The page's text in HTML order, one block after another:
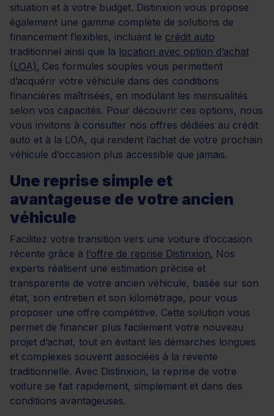
situation et à votre budget. Distinxion vous propose
également une gamme complète de solutions de
financement flexibles, incluant le crédit auto
traditionnel ainsi que la location avec option d’achat
(LOA). Ces formules souples vous permettent
d’acquérir votre véhicule dans des conditions
financières maîtrisées, en modulant les mensualités
selon vos capacités. Pour découvrir ces options, nous
vous invitons à consulter nos offres dédiées au crédit
auto et à la LOA, qui rendent l’achat de votre prochain
véhicule d’occasion plus accessible que jamais.
Une reprise simple et
avantageuse de votre ancien
véhicule
Facilitez votre transition vers une voiture d’occasion
récente grâce à l’offre de reprise Distinxion. Nos
experts réalisent une estimation précise et
transparente de votre ancien véhicule, basée sur son
état, son entretien et son kilométrage, pour vous
proposer une offre compétitive. Cette solution vous
permet de financer plus facilement votre nouveau
projet d’achat, tout en évitant les démarches longues
et complexes souvent associées à la revente
traditionnelle. Avec Distinxion, la reprise de votre
voiture se fait rapidement, simplement et dans des
conditions avantageuses.